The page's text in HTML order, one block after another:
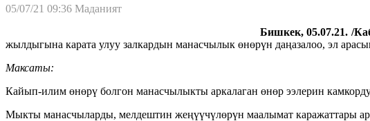
05/07/21 09:36 Маданият
Бишкек, 05.07.21. /
жылдыгына карата улуу залкардын манасчылык өнөрүн даңазалоо, эл
Максаты:
Кайып-илим өнөрү болгон манасчылыкты аркалаган өнөр ээлерин
Мыкты манасчыларды, мелдештин жеңүүчүлөрүн маалымат каражаттары